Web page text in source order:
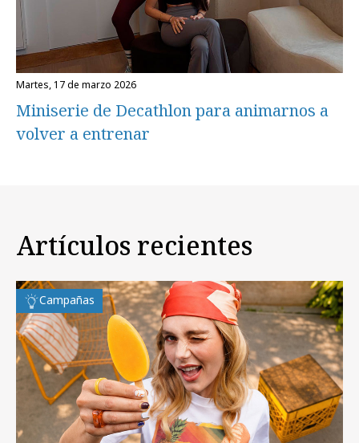
martes, 17 de marzo 2026
Miniserie de Decathlon para animarnos a
volver a entrenar
Artículos recientes
Campañas